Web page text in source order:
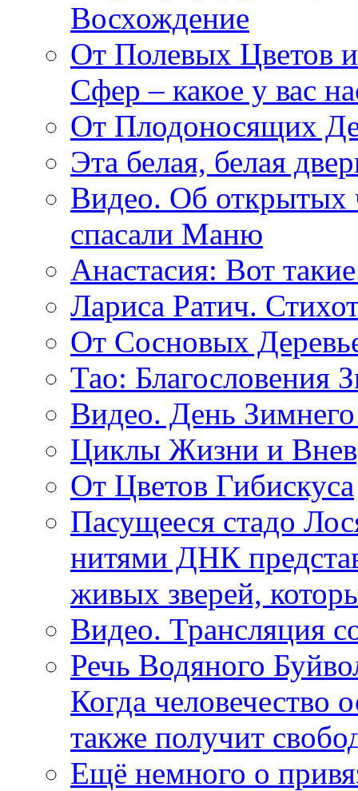
Восхождение
От Полевых Цветов
Сфер – какое у вас
От Плодоносящих
Эта белая, белая
Видео. Об открытых
спасали Маню
Анастасия: Вот
Лариса Ратич.
От Сосновых
Тао: Благословения
Видео. День
Циклы Жизни и
От Цветов Гибискуса
Пасущееся стадо
нитями ДНК
живых зверей,
Видео. Трансляция
Речь Водяного
Когда человечество
также получит
Ещё немного о